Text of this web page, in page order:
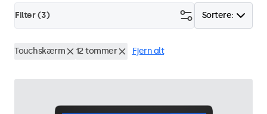
Sortere:
Filter (3)
Touchskærm 12 tommer Fjern alt